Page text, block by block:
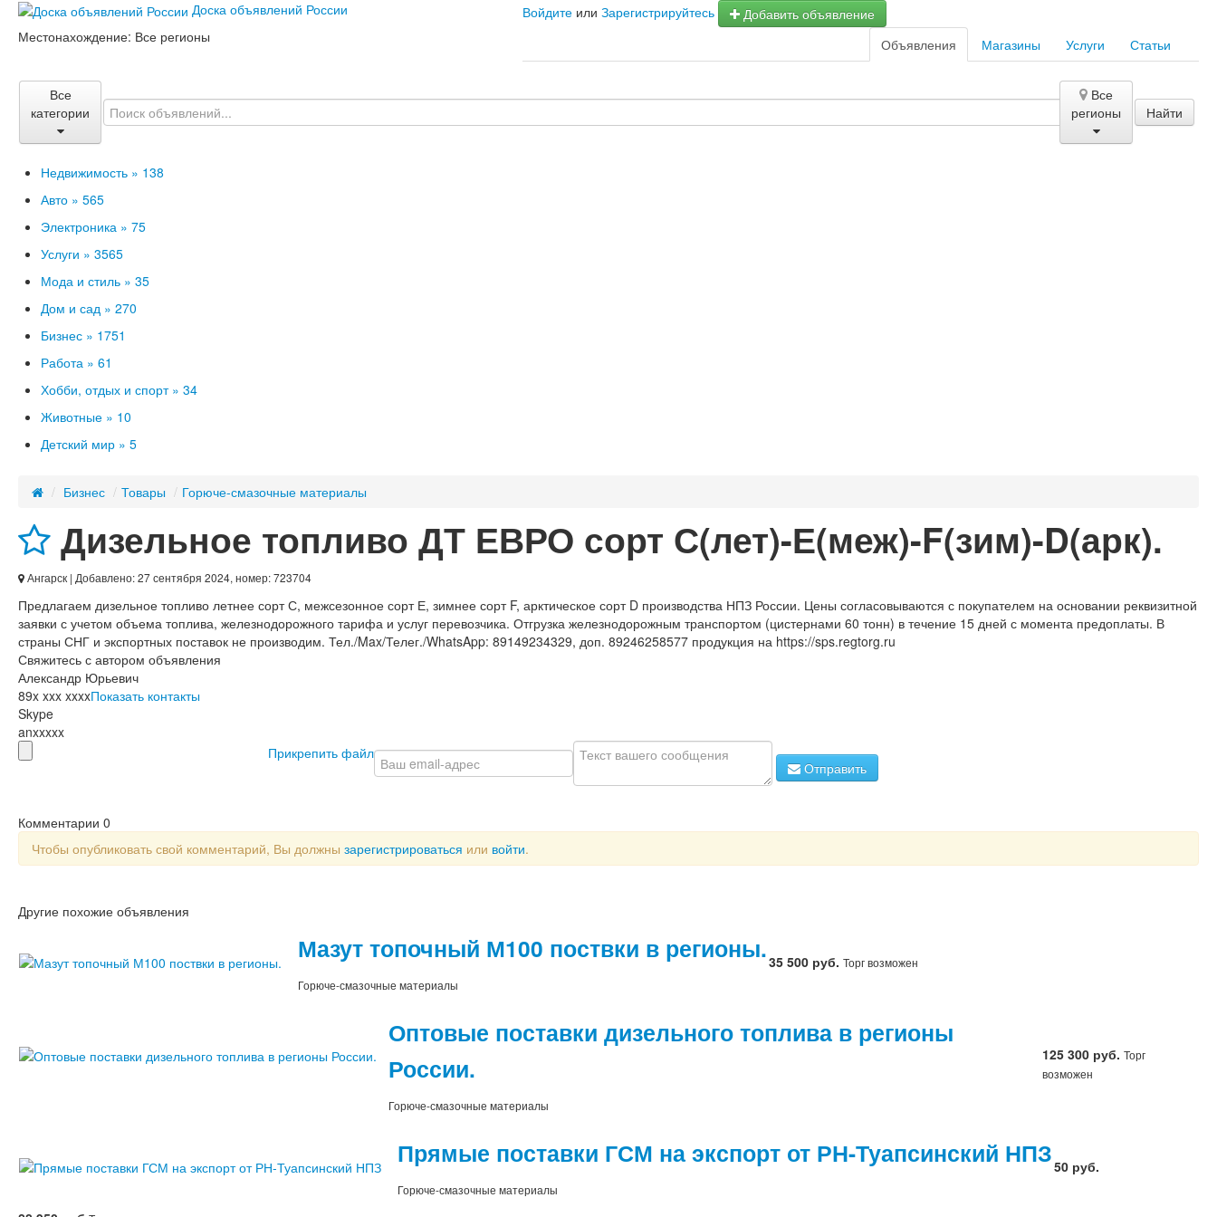
Доска объявлений России Войдите илиЗарегистрируйтесь
Добавить объявление
Местонахождение: Все регионы Статьи
Услуги
Магазины
Объявления
Все
категории
Все
регионы
Найти
Недвижимость » 138
Авто » 565
Электроника » 75
Услуги » 3565
Мода и стиль » 35
Дом и сад » 270
Бизнес » 1751
Работа » 61
Хобби, отдых и спорт » 34
Животные » 10
Детский мир » 5
/ Бизнес / Товары / Горюче-смазочные материалы
Дизельное топливо ДТ ЕВРО сорт С(лет)-Е(меж)-F(зим)-D(арк).
Ангарск | Добавлено: 27 сентября 2024, номер: 723704
Предлагаем дизельное топливо летнее сорт С, межсезонное сорт Е, зимнее сорт F, арктическое сорт D производства НПЗ России. Цены согласовываются с покупателем на основании реквизитной
заявки с учетом объема топлива, железнодорожного тарифа и услуг перевозчика. Отгрузка железнодорожным транспортом (цистернами 60 тонн) в течение 15 дней с момента предоплаты. В
страны СНГ и экспортных поставок не производим. Тел./Max/Телег./WhatsApp: 89149234329, доп. 89246258577 продукция на https://sps.regtorg.ru
Свяжитесь с автором объявления
Александр Юрьевич
89x xxx xxxxПоказать контакты
Skype
anxxxxx
Прикрепить файл
Отправить
Комментарии 0
Чтобы опубликовать свой комментарий, Вы должны зарегистрироваться или войти.
Другие похожие объявления
Мазут топочный М100 поствки в регионы.
Горюче-смазочные материалы
35 500 руб. Торг возможен
Оптовые поставки дизельного топлива в регионы
России.
Горюче-смазочные материалы
125 300 руб. Торг
возможен
Прямые поставки ГСМ на экспорт от РН-Туапсинский НПЗ
Горюче-смазочные материалы
50 руб.